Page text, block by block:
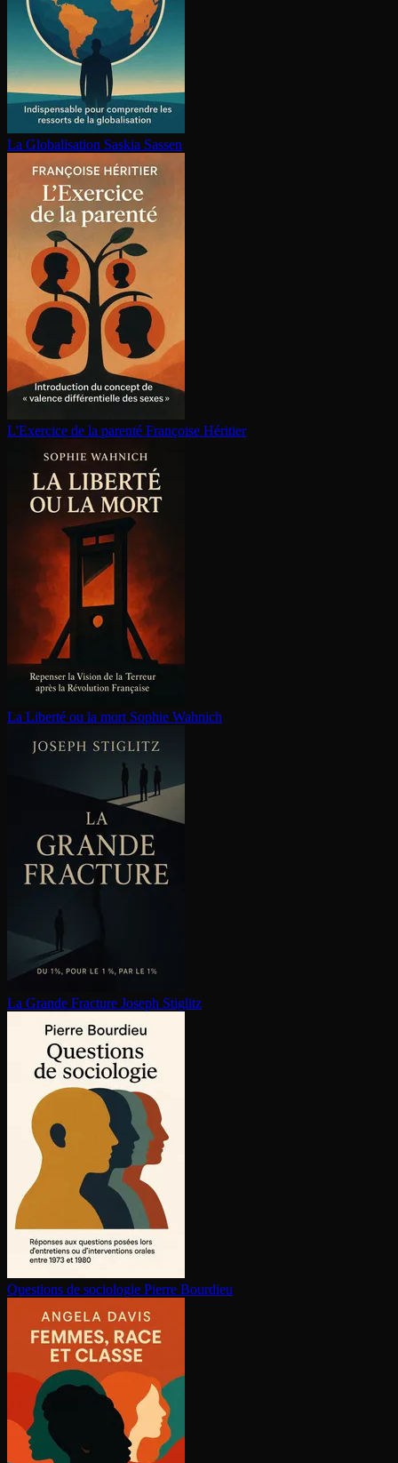
La Glo­ba­li­sa­tion Saskia Sassen
L'Exercice de la parenté Françoise Héritier
La Liberté ou la mort Sophie Wahnich
La Grande Fracture Joseph Stiglitz
Questions de sociologie Pierre Bourdieu